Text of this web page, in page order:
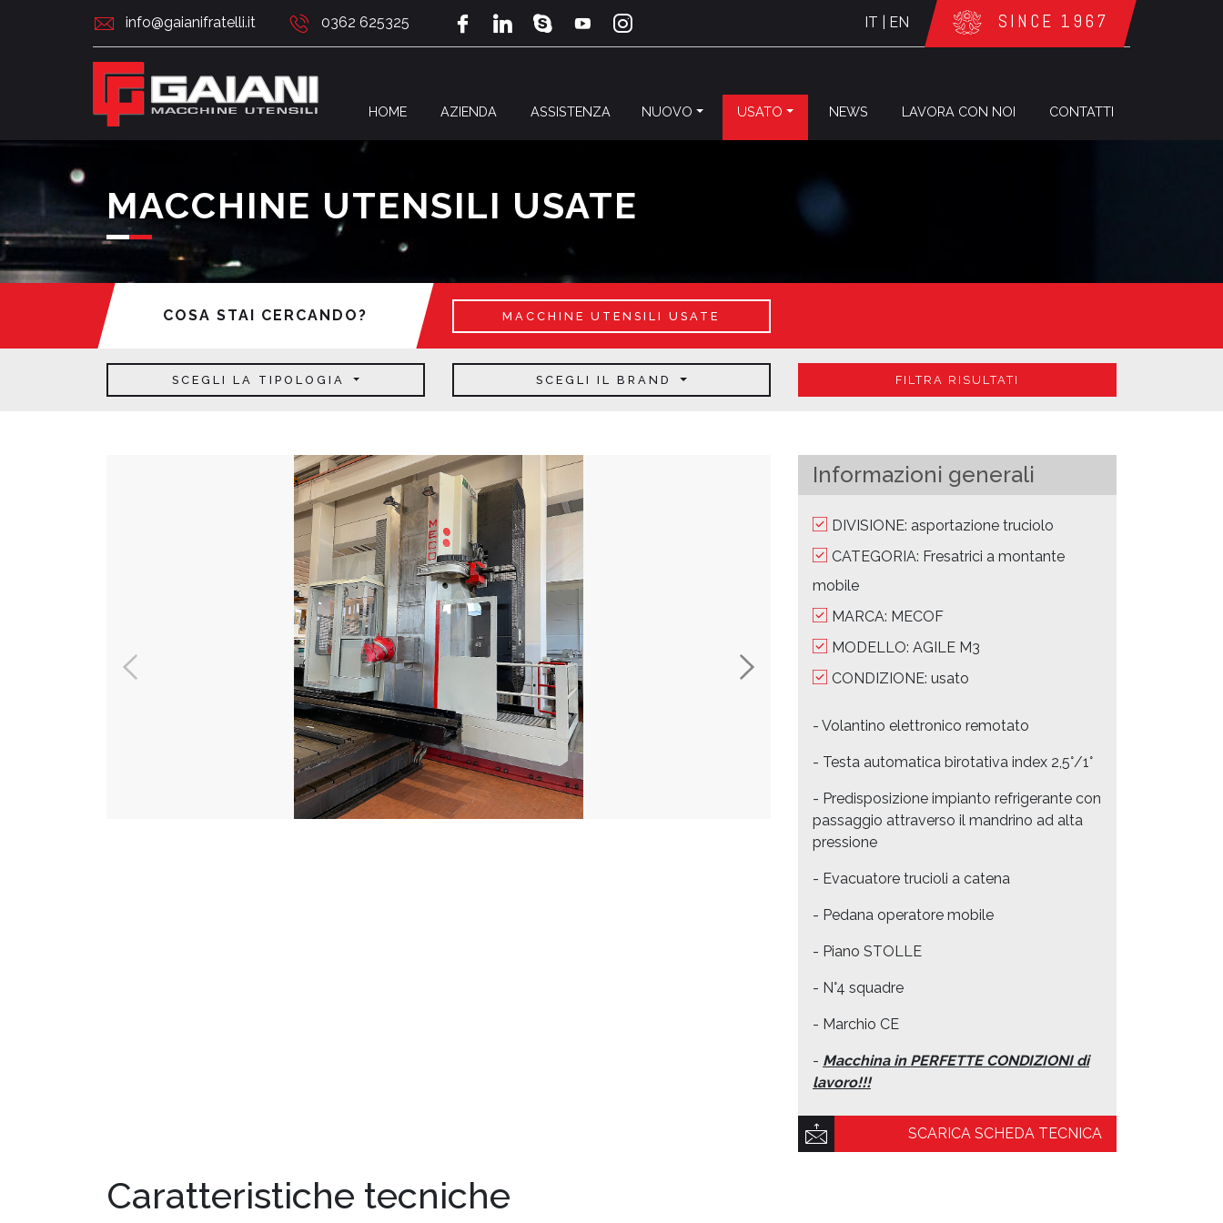
info@gaianifratelli.it 0362 625325 IT EN SINCE 1967
HOME AZIENDA ASSISTENZA NUOVO USATO NEWS LAVORA CON NOI CONTATTI
MACCHINE UTENSILI USATE
COSA STAI CERCANDO? MACCHINE UTENSILI USATE
SCEGLI LA TIPOLOGIA SCEGLI IL BRAND FILTRA RISULTATI
Informazioni generali
DIVISIONE: asportazione truciolo
CATEGORIA: Fresatrici a montante
mobile
MARCA: MECOF
MODELLO: AGILE M3
CONDIZIONE: usato
- Volantino elettronico remotato
- Testa automatica birotativa index 2,5°/1°
- Predisposizione impianto refrigerante con
passaggio attraverso il mandrino ad alta
pressione
- Evacuatore trucioli a catena
- Pedana operatore mobile
- Piano STOLLE
- N°4 squadre
- Marchio CE
- Macchina in PERFETTE CONDIZIONI di
lavoro!!!
SCARICA SCHEDA TECNICA
Caratteristiche tecniche